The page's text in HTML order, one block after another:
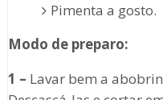
Pimenta a gosto.
Modo de preparo:
1 – Lavar bem a